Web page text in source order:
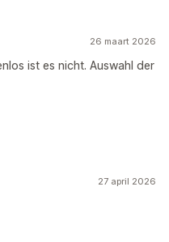
26 maart 2026
ist es nicht. Auswahl der
27 april 2026